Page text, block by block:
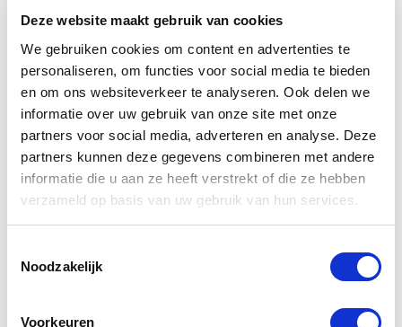
Deze website maakt gebruik van cookies
We gebruiken cookies om content en advertenties te
personaliseren, om functies voor social media te bieden
en om ons websiteverkeer te analyseren. Ook delen we
informatie over uw gebruik van onze site met onze
partners voor social media, adverteren en analyse. Deze
partners kunnen deze gegevens combineren met andere
informatie die u aan ze heeft verstrekt of die ze hebben
verzameld op basis van uw gebruik van hun services.
Noodzakelijk
Voorkeuren